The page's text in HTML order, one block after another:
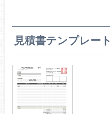
見積書テンプレート